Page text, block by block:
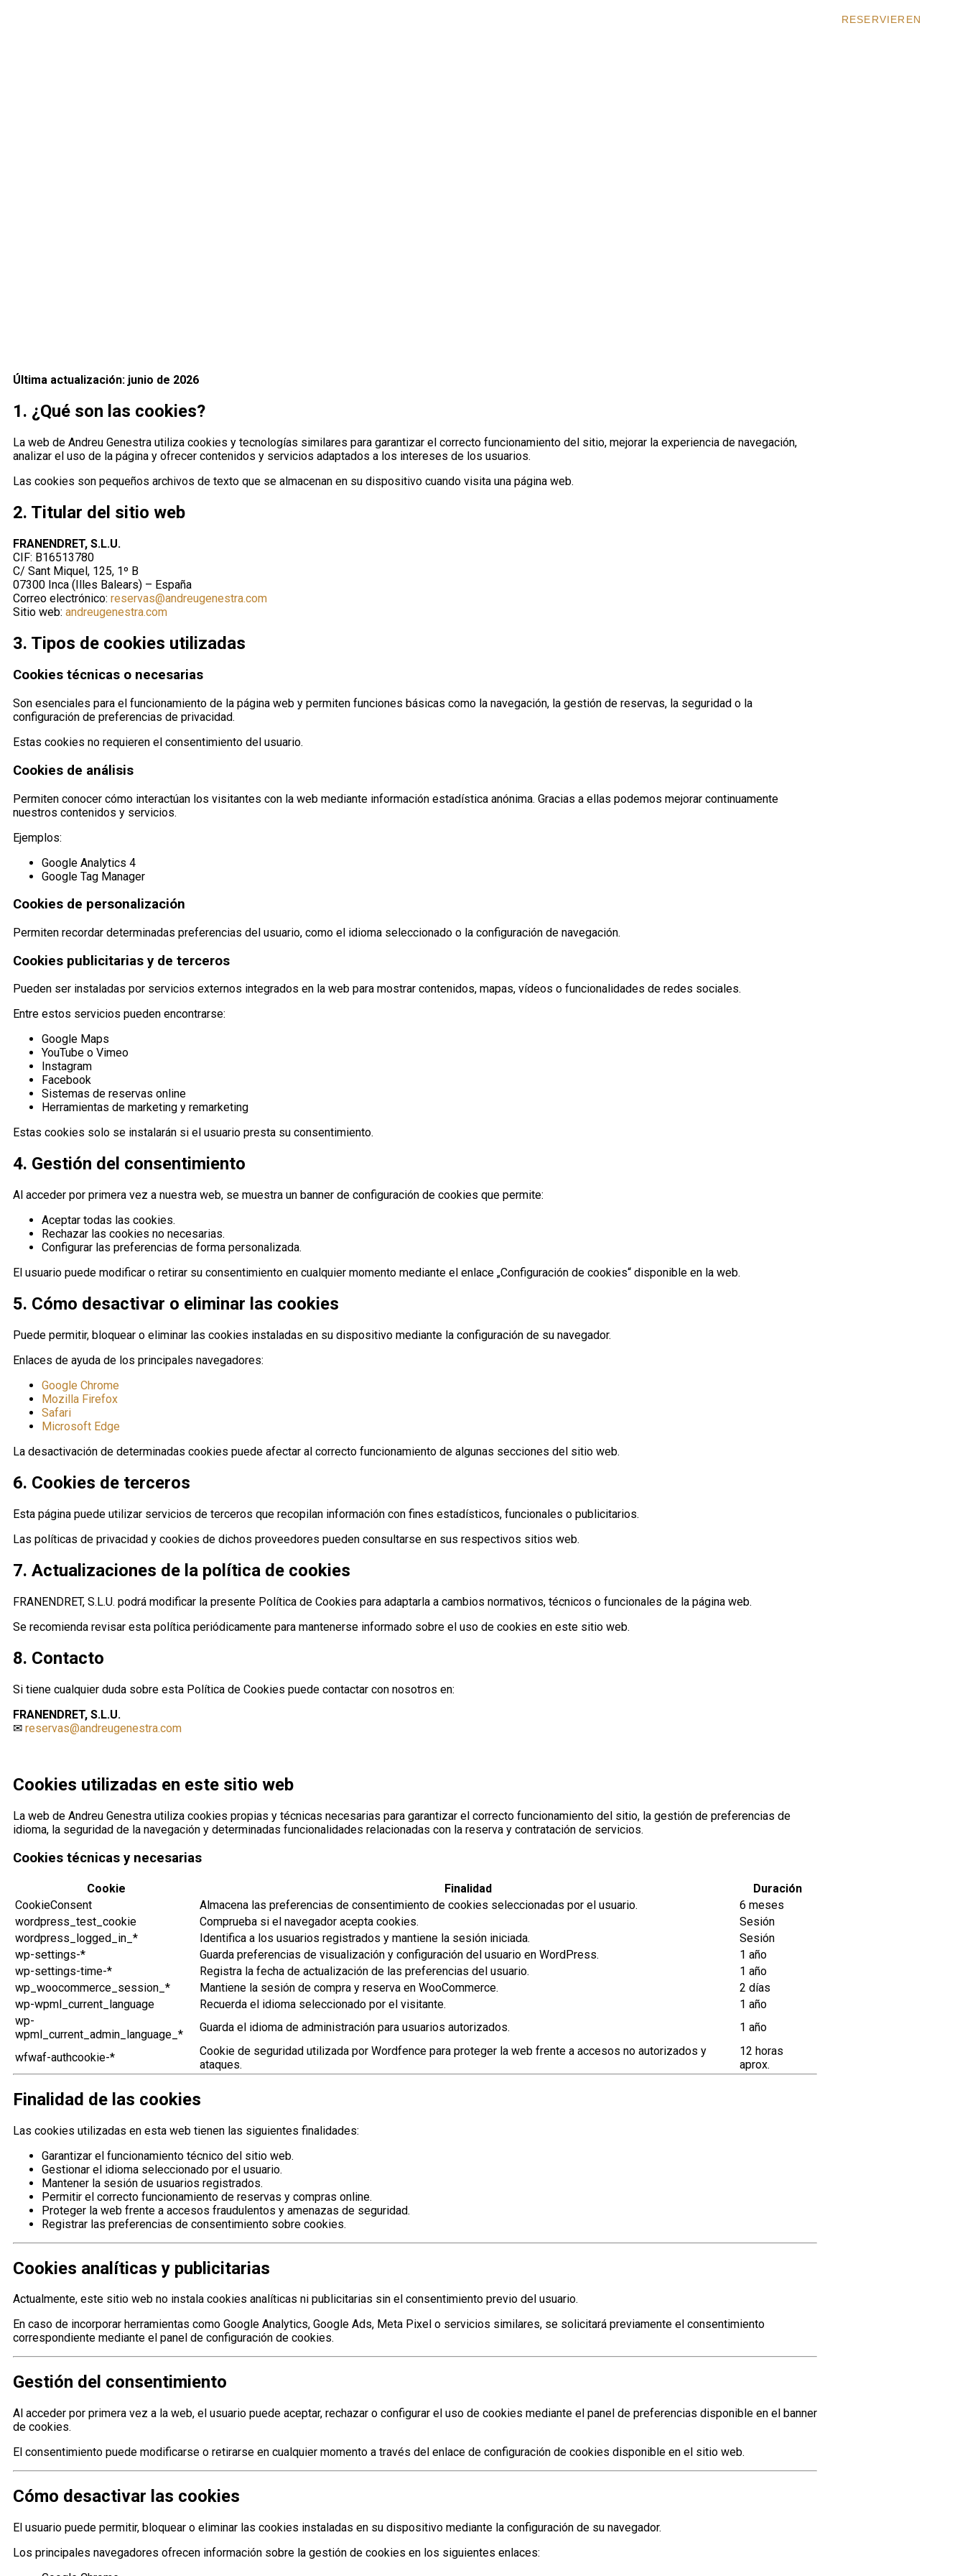
RESERVIEREN
Última actualización: junio de 2026
1. ¿Qué son las cookies?
La web de Andreu Genestra utiliza cookies y tecnologías similares para garantizar el correcto funcionamiento del sitio, mejorar la experiencia de navegación,
analizar el uso de la página y ofrecer contenidos y servicios adaptados a los intereses de los usuarios.
Las cookies son pequeños archivos de texto que se almacenan en su dispositivo cuando visita una página web.
2. Titular del sitio web
FRANENDRET, S.L.U.
CIF: B16513780
C/ Sant Miquel, 125, 1º B
07300 Inca (Illes Balears) – España
Correo electrónico: reservas@andreugenestra.com
Sitio web: andreugenestra.com
3. Tipos de cookies utilizadas
Cookies técnicas o necesarias
Son esenciales para el funcionamiento de la página web y permiten funciones básicas como la navegación, la gestión de reservas, la seguridad o la
configuración de preferencias de privacidad.
Estas cookies no requieren el consentimiento del usuario.
Cookies de análisis
Permiten conocer cómo interactúan los visitantes con la web mediante información estadística anónima. Gracias a ellas podemos mejorar continuamente
nuestros contenidos y servicios.
Ejemplos:
Google Analytics 4
Google Tag Manager
Cookies de personalización
Permiten recordar determinadas preferencias del usuario, como el idioma seleccionado o la configuración de navegación.
Cookies publicitarias y de terceros
Pueden ser instaladas por servicios externos integrados en la web para mostrar contenidos, mapas, vídeos o funcionalidades de redes sociales.
Entre estos servicios pueden encontrarse:
Google Maps
YouTube o Vimeo
Instagram
Facebook
Sistemas de reservas online
Herramientas de marketing y remarketing
Estas cookies solo se instalarán si el usuario presta su consentimiento.
4. Gestión del consentimiento
Al acceder por primera vez a nuestra web, se muestra un banner de configuración de cookies que permite:
Aceptar todas las cookies.
Rechazar las cookies no necesarias.
Configurar las preferencias de forma personalizada.
El usuario puede modificar o retirar su consentimiento en cualquier momento mediante el enlace „Configuración de cookies“ disponible en la web.
5. Cómo desactivar o eliminar las cookies
Puede permitir, bloquear o eliminar las cookies instaladas en su dispositivo mediante la configuración de su navegador.
Enlaces de ayuda de los principales navegadores:
Google Chrome
Mozilla Firefox
Safari
Microsoft Edge
La desactivación de determinadas cookies puede afectar al correcto funcionamiento de algunas secciones del sitio web.
6. Cookies de terceros
Esta página puede utilizar servicios de terceros que recopilan información con fines estadísticos, funcionales o publicitarios.
Las políticas de privacidad y cookies de dichos proveedores pueden consultarse en sus respectivos sitios web.
7. Actualizaciones de la política de cookies
FRANENDRET, S.L.U. podrá modificar la presente Política de Cookies para adaptarla a cambios normativos, técnicos o funcionales de la página web.
Se recomienda revisar esta política periódicamente para mantenerse informado sobre el uso de cookies en este sitio web.
8. Contacto
Si tiene cualquier duda sobre esta Política de Cookies puede contactar con nosotros en:
FRANENDRET, S.L.U.
✉ reservas@andreugenestra.com
Cookies utilizadas en este sitio web
La web de Andreu Genestra utiliza cookies propias y técnicas necesarias para garantizar el correcto funcionamiento del sitio, la gestión de preferencias de
idioma, la seguridad de la navegación y determinadas funcionalidades relacionadas con la reserva y contratación de servicios.
Cookies técnicas y necesarias
Cookie Finalidad
Duración
CookieConsent
Almacena las preferencias de consentimiento de cookies seleccionadas por el usuario.
6 meses
wordpress_test_cookie
Comprueba si el navegador acepta cookies.
Sesión
wordpress_logged_in_*
Identifica a los usuarios registrados y mantiene la sesión iniciada.
Sesión
wp-settings-*
Guarda preferencias de visualización y configuración del usuario en WordPress.
1 año
wp-settings-time-*
Registra la fecha de actualización de las preferencias del usuario.
1 año
wp_woocommerce_session_*
Mantiene la sesión de compra y reserva en WooCommerce.
2 días
wp-wpml_current_language
Recuerda el idioma seleccionado por el visitante.
1 año
wp-
wpml_current_admin_language_*
Guarda el idioma de administración para usuarios autorizados. 1 año
wfwaf-authcookie-*
Cookie de seguridad utilizada por Wordfence para proteger la web frente a accesos no autorizados y
ataques.
12 horas
aprox.
Finalidad de las cookies
Las cookies utilizadas en esta web tienen las siguientes finalidades:
Garantizar el funcionamiento técnico del sitio web.
Gestionar el idioma seleccionado por el usuario.
Mantener la sesión de usuarios registrados.
Permitir el correcto funcionamiento de reservas y compras online.
Proteger la web frente a accesos fraudulentos y amenazas de seguridad.
Registrar las preferencias de consentimiento sobre cookies.
Cookies analíticas y publicitarias
Actualmente, este sitio web no instala cookies analíticas ni publicitarias sin el consentimiento previo del usuario.
En caso de incorporar herramientas como Google Analytics, Google Ads, Meta Pixel o servicios similares, se solicitará previamente el consentimiento
correspondiente mediante el panel de configuración de cookies.
Gestión del consentimiento
Al acceder por primera vez a la web, el usuario puede aceptar, rechazar o configurar el uso de cookies mediante el panel de preferencias disponible en el banner
de cookies.
El consentimiento puede modificarse o retirarse en cualquier momento a través del enlace de configuración de cookies disponible en el sitio web.
Cómo desactivar las cookies
El usuario puede permitir, bloquear o eliminar las cookies instaladas en su dispositivo mediante la configuración de su navegador.
Los principales navegadores ofrecen información sobre la gestión de cookies en los siguientes enlaces: